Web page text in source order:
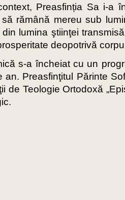
Preasfinția Sa i-a
rămână mereu sub
lumina ştiinţei
deopotrivă
s-a încheiat cu un
an. Preasfinţitul Părinte
de Teologie Ortodoxă